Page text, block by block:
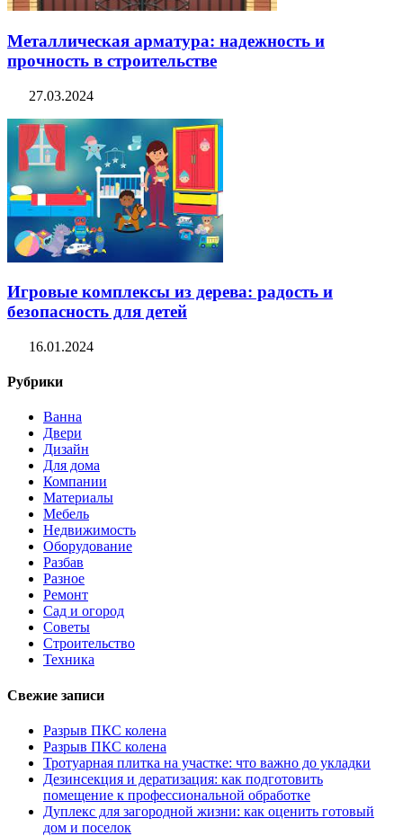
Металлическая арматура: надежность и
прочность в строительстве
27.03.2024
Игровые комплексы из дерева: радость и
безопасность для детей
16.01.2024
Рубрики
Ванна
Двери
Дизайн
Для дома
Компании
Материалы
Мебель
Недвижимость
Оборудование
Разбав
Разное
Ремонт
Сад и огород
Советы
Строительство
Техника
Свежие записи
Разрыв ПКС колена
Разрыв ПКС колена
Тротуарная плитка на участке: что важно до укладки
Дезинсекция и дератизация: как подготовить
помещение к профессиональной обработке
Дуплекс для загородной жизни: как оценить готовый
дом и поселок